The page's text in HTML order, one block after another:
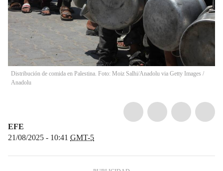
Distribución de comida en Palestina. Foto: Moiz Salhi/Anadolu via Getty Images /
Anadolu
EFE
21/08/2025 - 10:41 GMT-5